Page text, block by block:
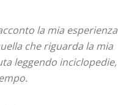
la mia esperienza
che riguarda la mia
leggendo inciclopedie,